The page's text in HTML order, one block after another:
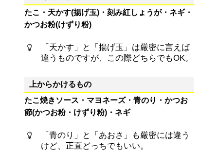
たこ・天かす(揚げ玉)・刻み紅しょうが・ネギ・
かつお粉(けずり粉)
「天かす」と「揚げ玉」は厳密に言えば
違うものですが、この際どちらでもOK。
上からかけるもの
たこ焼きソース・マヨネーズ・青のり・かつお
節(かつお粉・けずり粉)・ネギ
「青のり」と「あおさ」も厳密には違う
けど、正直どっちでもいい。